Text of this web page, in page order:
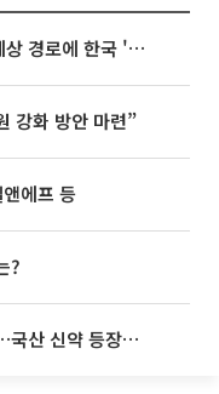
태풍 '돌핀' 이어 '찬홈' 등장…예상 경로에 한국 '한숨'
강화 방안 마련”
에프 등
?
‘레켐비’ 독주 치매 치료제 시장…국산 신약 등장하나